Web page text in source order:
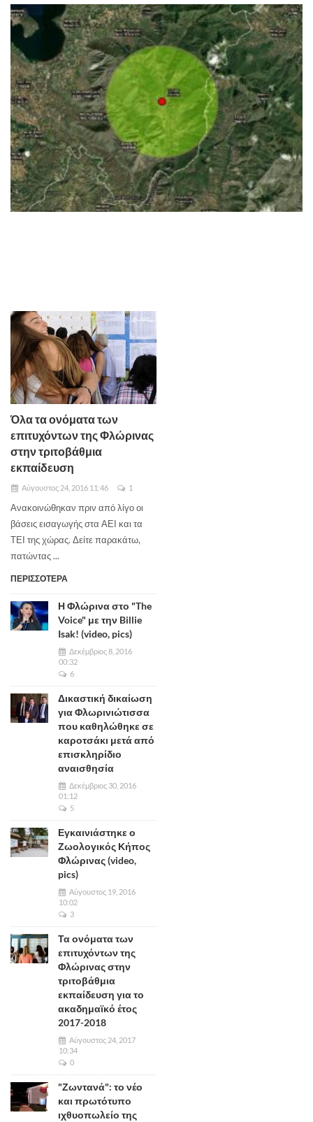
Όλα τα ονόματα των
επιτυχόντων της Φλώρινας
στην τριτοβάθμια
εκπαίδευση
Αύγουστος 24, 2016 11:46 1
Ανακοινώθηκαν πριν από λίγο οι
βάσεις εισαγωγής στα ΑΕΙ και τα
ΤΕΙ της χώρας. Δείτε παρακάτω,
πατώντας ...
ΠΕΡΙΣΣΟΤΕΡΑ
Η Φλώρινα στο "The
Voice" με την Billie
Isak! (video, pics)
Δεκέμβριος 8, 2016
00:32
6
Δικαστική δικαίωση
για Φλωρινιώτισσα
που καθηλώθηκε σε
καροτσάκι μετά από
επισκληρίδιο
αναισθησία
Δεκέμβριος 30, 2016
01:12
5
Εγκαινιάστηκε ο
Ζωολογικός Κήπος
Φλώρινας (video,
pics)
Αύγουστος 19, 2016
10:02
3
Τα ονόματα των
επιτυχόντων της
Φλώρινας στην
τριτοβάθμια
εκπαίδευση για το
ακαδημαϊκό έτος
2017-2018
Αύγουστος 24, 2017
10:34
0
"Ζωντανά": το νέο
και πρωτότυπο
ιχθυοπωλείο της